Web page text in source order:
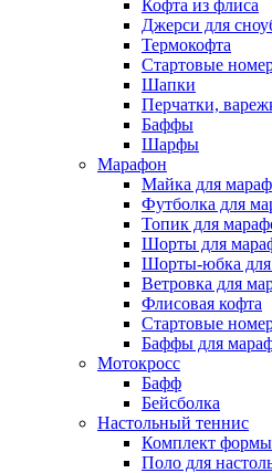
Кофта из флиса
Джерси для
Термокофта
Стартовые
Шапки
Перчатки,
Баффы
Шарфы
Марафон
Майка для
Футболка для
Топик для
Шорты для
Шорты-юбка для
Ветровка для
Флисовая кофта
Стартовые
Баффы для
Мотокросс
Бафф
Бейсболка
Настольный теннис
Комплект формы
Поло для